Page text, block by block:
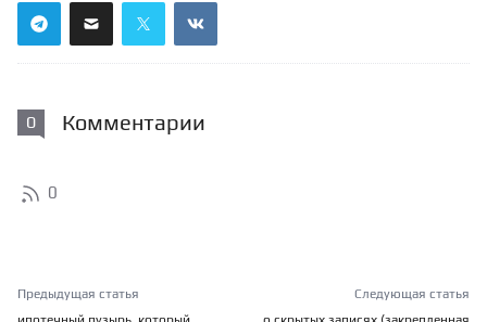
0 Комментарии
0
Предыдущая статья
Следующая статья